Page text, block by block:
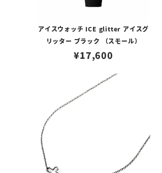
アイスウォッチ ICE glitter アイスグ
リッター ブラック （スモール）
¥17,600